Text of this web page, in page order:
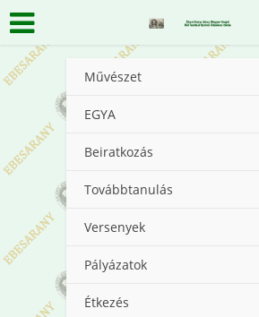
Művészet
EGYA
Beiratkozás
Továbbtanulás
Versenyek
Pályázatok
Étkezés